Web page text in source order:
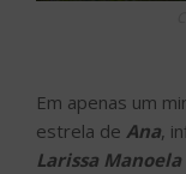
Em apenas um
estrela de Ana,
Larissa Manoela